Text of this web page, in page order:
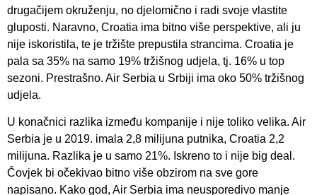
drugačijem okruženju, no djelomično i radi svoje vlastite
gluposti. Naravno, Croatia ima bitno više perspektive, ali ju
nije iskoristila, te je tržište prepustila strancima. Croatia je
pala sa 35% na samo 19% tržišnog udjela, tj. 16% u top
sezoni. Prestrašno. Air Serbia u Srbiji ima oko 50% tržišnog
udjela.
U konačnici razlika između kompanije i nije toliko velika. Air
Serbia je u 2019. imala 2,8 milijuna putnika, Croatia 2,2
milijuna. Razlika je u samo 21%. Iskreno to i nije big deal.
Čovjek bi očekivao bitno više obzirom na sve gore
napisano. Kako god, Air Serbia ima neusporedivo manje